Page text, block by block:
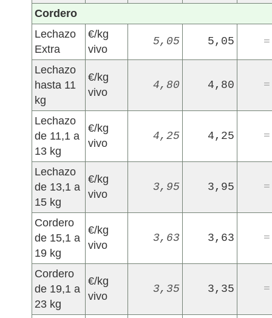
Cordero
Lechazo
Extra
€/kg
vivo
5,05 5,05 =
Lechazo
hasta 11
kg
€/kg
vivo
4,80 4,80 =
Lechazo
de 11,1 a
13 kg
€/kg
vivo
4,25 4,25 =
Lechazo
de 13,1 a
15 kg
€/kg
vivo
3,95 3,95 =
Cordero
de 15,1 a
19 kg
€/kg
vivo
3,63 3,63 =
Cordero
de 19,1 a
23 kg
€/kg
vivo
3,35 3,35 =